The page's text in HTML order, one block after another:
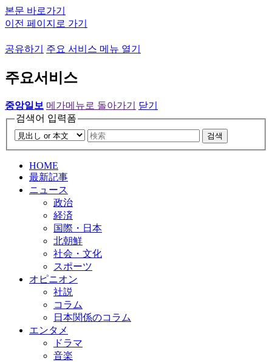
본문 바로가기
이전 페이지로 가기
공유하기 주요 서비스 메뉴 열기
주요서비스
중앙일보 메가메뉴로 돌아가기
닫기
검색어 입력폼
검색
HOME
最新記事
ニュース
政治
経済
国際・日本
北朝鮮
社会・文化
スポーツ
オピニオン
社説
コラム
日本関係のコラム
エンタメ
ドラマ
音楽